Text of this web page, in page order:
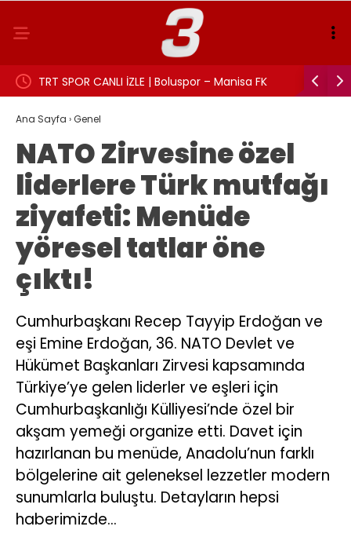
TRT SPOR CANLI İZLE | Boluspor – Manisa FK
maçı canlı yayın frekans ve izleme linki
Aslı
Ana Sayfa ›Genel
NATO Zirvesine özel
liderlere Türk mutfağı
ziyafeti: Menüde
yöresel tatlar öne
çıktı!
Cumhurbaşkanı Recep Tayyip Erdoğan ve
eşi Emine Erdoğan, 36. NATO Devlet ve
Hükümet Başkanları Zirvesi kapsamında
Türkiye’ye gelen liderler ve eşleri için
Cumhurbaşkanlığı Külliyesi’nde özel bir
akşam yemeği organize etti. Davet için
hazırlanan bu menüde, Anadolu’nun farklı
bölgelerine ait geleneksel lezzetler modern
sunumlarla buluştu. Detayların hepsi
haberimizde…